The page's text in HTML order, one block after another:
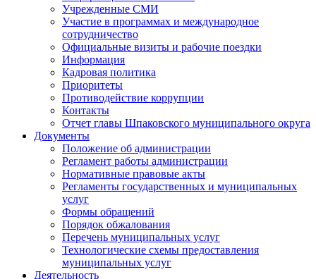
Учрежденные СМИ
Участие в программах и международное
сотрудничество
Официальные визиты и рабочие поездки
Информация
Кадровая политика
Приоритеты
Противодействие коррупции
Контакты
Отчет главы Шпаковского муниципального округа
Документы
Положение об администрации
Регламент работы администрации
Нормативные правовые акты
Регламенты государственных и муниципальных
услуг
Формы обращений
Порядок обжалования
Перечень муниципальных услуг
Технологические схемы предоставления
муниципальных услуг
Деятельность